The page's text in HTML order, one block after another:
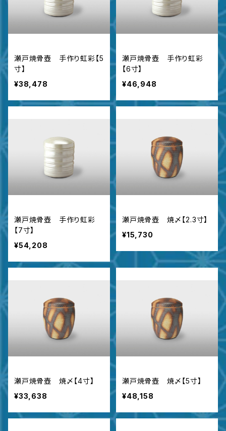
瀬戸焼骨壺 手作り虹彩【5
寸】
¥38,478
瀬戸焼骨壺 手作り虹彩
【6寸】
¥46,948
瀬戸焼骨壺 手作り虹彩
【7寸】
¥54,208
瀬戸焼骨壺 焼〆【2.3寸】
¥15,730
瀬戸焼骨壺 焼〆【4寸】
¥33,638
瀬戸焼骨壺 焼〆【5寸】
¥48,158